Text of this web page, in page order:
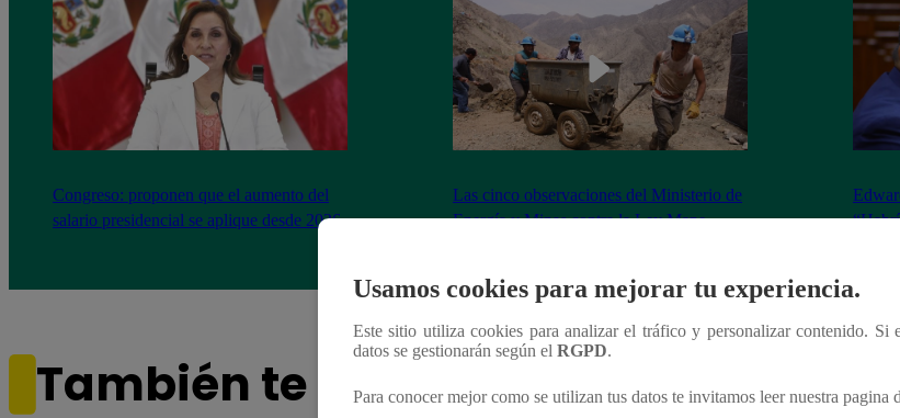
Congreso: proponen que el aumento del
salario presidencial se aplique desde 2026
Las cinco observaciones del Ministerio de
Energía y Minas contra la Ley Mape
También te puede interesar
Usamos cookies para mejorar tu experiencia.
Este sitio utiliza cookies para analizar el tráfico y personalizar contenido. Si
datos se gestionarán según el RGPD.
Para conocer mejor como se utilizan tus datos te invitamos leer nuestra pagina